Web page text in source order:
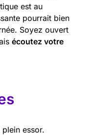
est au
pourrait bien
Soyez ouvert
écoutez votre
essor.